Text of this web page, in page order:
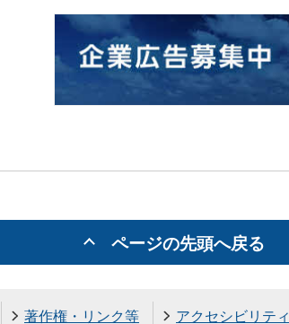
ページの先頭へ戻る
著作権・リンク等 アクセシビリティ